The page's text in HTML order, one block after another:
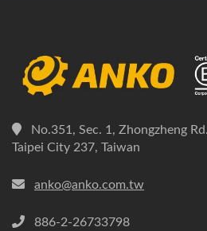
No.351, Sec. 1, Zhongzheng
Taipei City 237, Taiwan
anko@anko.com.tw
886-2-26733798